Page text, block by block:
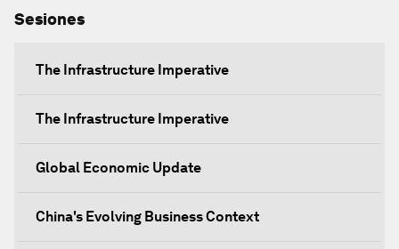
Sesiones
The Infrastructure Imperative
The Infrastructure Imperative
Global Economic Update
China's Evolving Business Context